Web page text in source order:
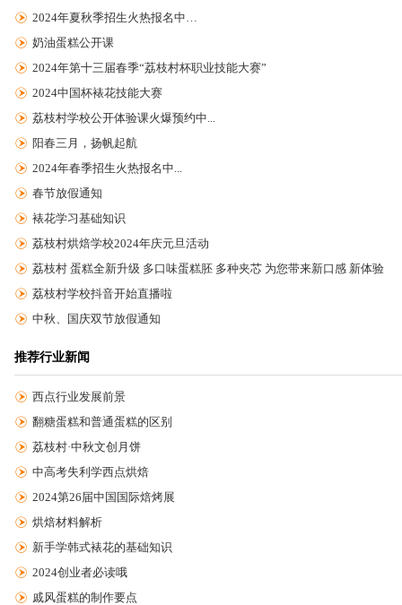
2024年夏秋季招生火热报名中…
奶油蛋糕公开课
2024年第十三届春季“荔枝村杯职业技能大赛”
2024中国杯裱花技能大赛
荔枝村学校公开体验课火爆预约中...
阳春三月，扬帆起航
2024年春季招生火热报名中...
春节放假通知
裱花学习基础知识
荔枝村烘焙学校2024年庆元旦活动
荔枝村 蛋糕全新升级 多口味蛋糕胚 多种夹芯 为您带来新口感 新体验
荔枝村学校抖音开始直播啦
中秋、国庆双节放假通知
推荐行业新闻
西点行业发展前景
翻糖蛋糕和普通蛋糕的区别
荔枝村·中秋文创月饼
中高考失利学西点烘焙
2024第26届中国国际焙烤展
烘焙材料解析
新手学韩式裱花的基础知识
2024创业者必读哦
戚风蛋糕的制作要点